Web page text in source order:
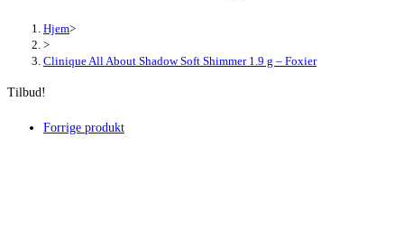
Hjem>
>
Clinique All About Shadow Soft Shimmer 1.9 g – Foxier
Tilbud!
Forrige produkt